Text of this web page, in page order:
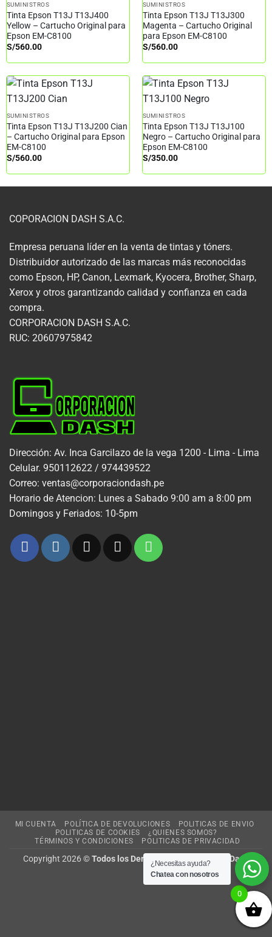
SUMINISTROS
Tinta Epson T13J T13J400
Yellow – Cartucho Original para
Epson EM-C8100
S/560.00
SUMINISTROS
Tinta Epson T13J T13J300
Magenta – Cartucho Original
para Epson EM-C8100
S/560.00
SUMINISTROS
Tinta Epson T13J T13J200 Cian
– Cartucho Original para Epson
EM-C8100
S/560.00
SUMINISTROS
Tinta Epson T13J T13J100
Negro – Cartucho Original para
Epson EM-C8100
S/350.00
COPORACION DASH S.A.C.
Empresa peruana líder en la venta de tintas y tóners.
Distribuidor autorizado de las marcas más reconocidas
como Epson, HP, Canon, Lexmark, Kyocera, Brother, Sharp,
Xerox y otros garantizando calidad y confianza en cada
compra.
CORPORACION DASH S.A.C.
RUC: 20607975842
Dirección: Av. Inca Garcilazo de la vega 1200 - Lima - Lima
Celular. 950112622 / 974439522
Correo: ventas@corporaciondash.pe
Horario de Atencion: Lunes a Sabado 9:00 am a 8:00 pm
Domingos y Feriados: 10-5pm
MI CUENTA POLÍTICA DE DEVOLUCIONES
POLITICAS DE ENVIO
POLITICAS DE COOKIES
¿QUIENES SOMOS?
TÉRMINOS Y CONDICIONES
POLITICAS DE PRIVACIDAD
Copyright 2026 ©Todos los Derechos de Corporacion Dash
¿Necesitas ayuda?
Chatea con nosotros
0